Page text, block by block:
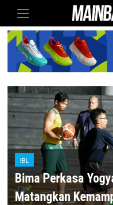
IBL
Bima Perkasa
Matangkan